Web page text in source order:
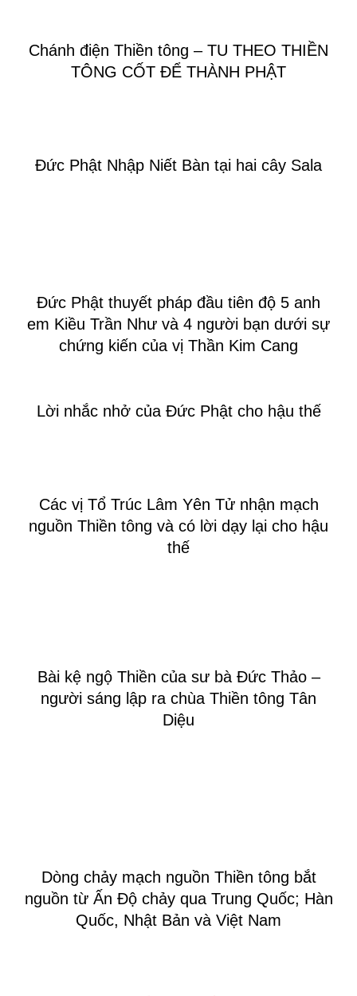
Chánh điện Thiền tông – TU THEO THIỀN
TÔNG CỐT ĐỂ THÀNH PHẬT
Đức Phật Nhập Niết Bàn tại hai cây Sala
Đức Phật thuyết pháp đầu tiên độ 5 anh
em Kiều Trần Như và 4 người bạn dưới sự
chứng kiến của vị Thần Kim Cang
Lời nhắc nhở của Đức Phật cho hậu thế
Các vị Tổ Trúc Lâm Yên Tử nhận mạch
nguồn Thiền tông và có lời dạy lại cho hậu
thế
Bài kệ ngộ Thiền của sư bà Đức Thảo –
người sáng lập ra chùa Thiền tông Tân
Diệu
Dòng chảy mạch nguồn Thiền tông bắt
nguồn từ Ấn Độ chảy qua Trung Quốc; Hàn
Quốc, Nhật Bản và Việt Nam